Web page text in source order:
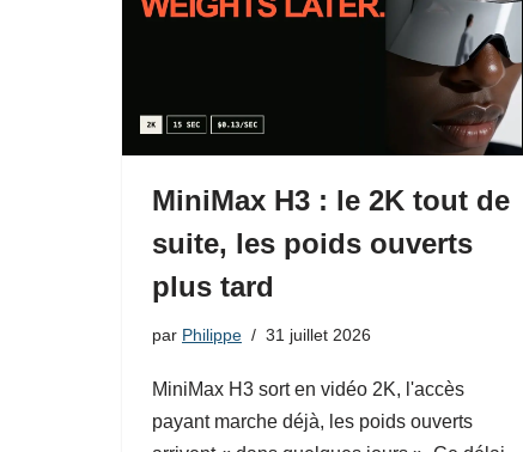
MiniMax H3 : le 2K tout de
suite, les poids ouverts
plus tard
par Philippe 31 juillet 2026
MiniMax H3 sort en vidéo 2K, l'accès
payant marche déjà, les poids ouverts